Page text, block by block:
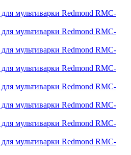
для мультиварки Redmond RMC-
для мультиварки Redmond RMC-
для мультиварки Redmond RMC-
для мультиварки Redmond RMC-
для мультиварки Redmond RMC-
для мультиварки Redmond RMC-
для мультиварки Redmond RMC-
для мультиварки Redmond RMC-